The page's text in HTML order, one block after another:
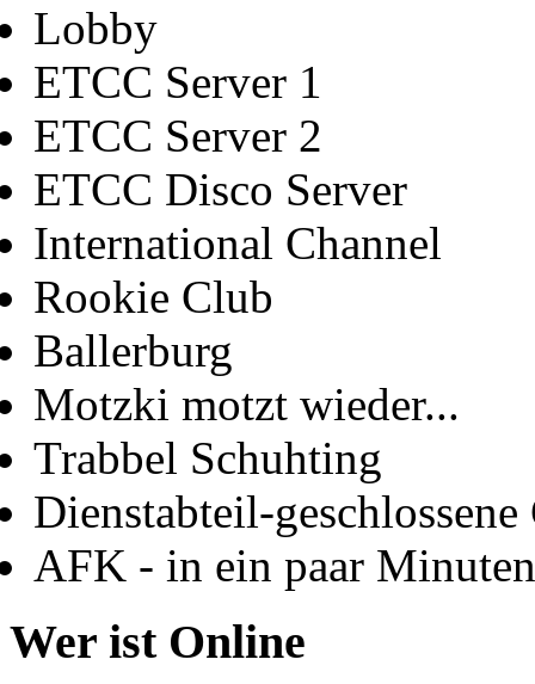
Lobby
ETCC Server 1
ETCC Server 2
ETCC Disco Server
International Channel
Rookie Club
Ballerburg
Motzki motzt wieder...
Trabbel Schuhting
Dienstabteil-geschlossene
AFK - in ein paar
Wer ist Online